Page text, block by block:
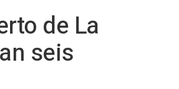
de La
seis